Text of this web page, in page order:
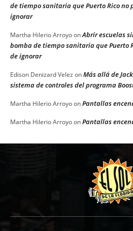
de tiempo sanitaria que Puerto Rico no
ignorar
Martha Hilerio ArroyoonAbrir escuelas
bomba de tiempo sanitaria que Puerto
de ignorar
Edison Denizard Velez onMás allá de
sistema de controles del programa
Martha Hilerio ArroyoonPantallas
Martha Hilerio ArroyoonPantallas